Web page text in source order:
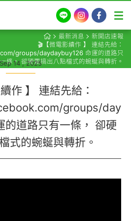
LINE InstagramFacebook
最新消息
新開店速報
🎬【微電影續作 】 連結先給：
groups/daydaybuy126 命運的道路只
條， 卻硬要搞出八點檔式的蜿蜒與轉折。
Sep 14 , 2025
作 】 連結先給：
groups/day
道路只有一條， 卻硬
式的蜿蜒與轉折。